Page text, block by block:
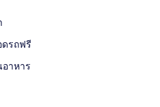
รถฟรี
าหาร